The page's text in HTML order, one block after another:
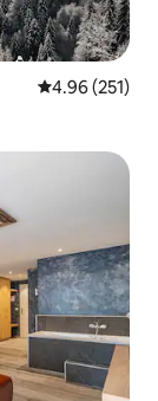
Calificación
4.96 (251)